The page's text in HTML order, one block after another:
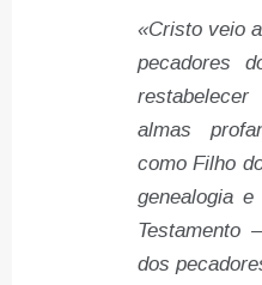
«Cristo veio
pecadores
almas
como Filho
genealogia
Testamento
dos